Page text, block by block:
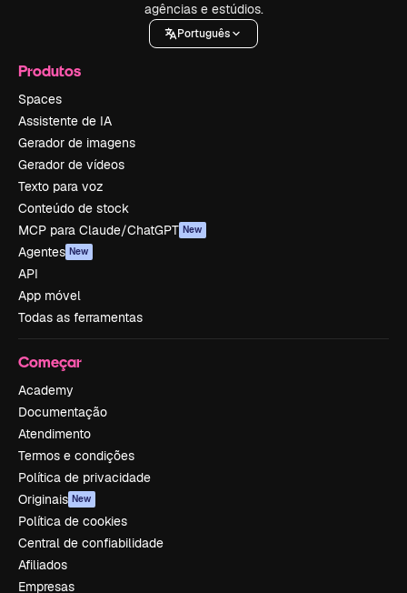
agências e estúdios.
Português
Produtos
Spaces
Assistente de IA
Gerador de imagens
Gerador de vídeos
Texto para voz
Conteúdo de stock
MCP para Claude/ChatGPT New
Agentes New
API
App móvel
Todas as ferramentas
Começar
Academy
Documentação
Atendimento
Termos e condições
Política de privacidade
Originais New
Política de cookies
Central de confiabilidade
Afiliados
Empresas